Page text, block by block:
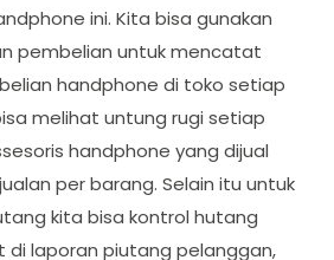
ini. Kita bisa gunakan
pembelian untuk mencatat
handphone di toko setiap
melihat untung rugi setiap
handphone yang dijual
per barang. Selain itu untuk
kita bisa kontrol hutang
laporan piutang pelanggan,